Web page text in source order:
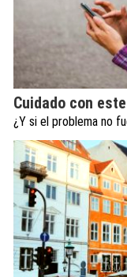
Cuidado con
¿Y si el problema no